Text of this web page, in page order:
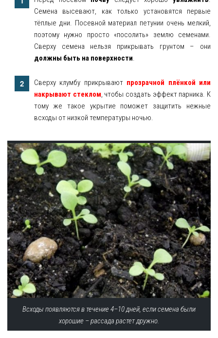
Семена высевают, как только установятся первые
тёплые дни. Посевной материал петунии очень мелкий,
поэтому нужно просто «посолить» землю семенами.
Сверху семена нельзя прикрывать грунтом – они
должны быть на поверхности.
Сверху клумбу прикрывают прозрачной плёнкой или
накрывают стеклом, чтобы создать эффект парника. К
тому же такое укрытие поможет защитить нежные
всходы от низкой температуры ночью.
Всходы появляются в течение 4–10 дней, если семена были
хорошие – рассада растет дружно.